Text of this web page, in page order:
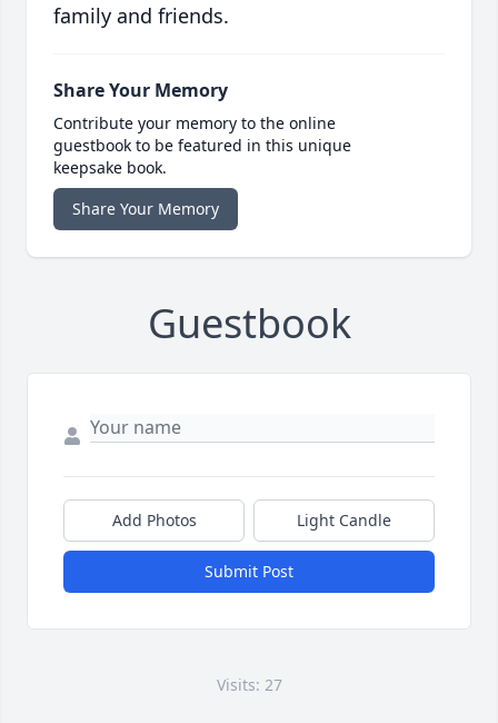
family and friends.
Share Your Memory
Contribute your memory to the online
guestbook to be featured in this unique
keepsake book.
Share Your Memory
Guestbook
Add Photos Light Candle
Submit Post
Visits: 27